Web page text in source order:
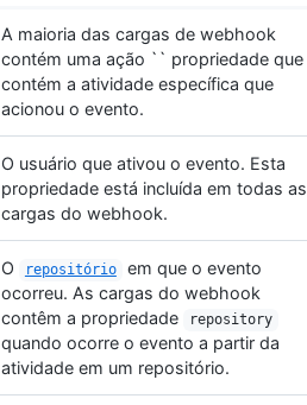
A maioria das cargas de webhook
contém uma ação `` propriedade que
contém a atividade específica que
acionou o evento.
O usuário que ativou o evento. Esta
propriedade está incluída em todas as
cargas do webhook.
O repositório
em que o evento
ocorreu. As cargas do webhook
contêm a propriedade
repository
quando ocorre o evento a partir da
atividade em um repositório.